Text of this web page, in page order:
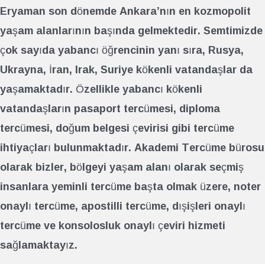
Eryaman son dönemde Ankara’nın en kozmopolit
yaşam alanlarının başında gelmektedir. Semtimizde
çok sayıda yabancı öğrencinin yanı sıra, Rusya,
Ukrayna, İran, Irak, Suriye kökenli vatandaşlar da
yaşamaktadır. Özellikle yabancı kökenli
vatandaşların pasaport tercümesi, diploma
tercümesi, doğum belgesi çevirisi gibi tercüme
ihtiyaçları bulunmaktadır. Akademi Tercüme bürosu
olarak bizler, bölgeyi yaşam alanı olarak seçmiş
insanlara yeminli tercüme başta olmak üzere, noter
onaylı tercüme, apostilli tercüme, dışişleri onaylı
tercüme ve konsolosluk onaylı çeviri hizmeti
sağlamaktayız.